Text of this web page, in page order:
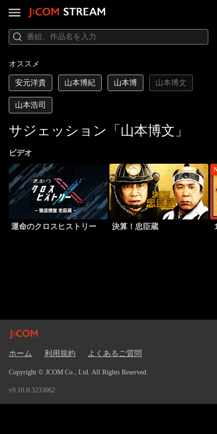
オススメ
安元洋貴 山本博紀 山本博 山本博文
山本浩司
サジェッション「山本博文」
ビデオ
運命のクロスヒストリー 決算！忠臣蔵
ホーム 利用規約 よくあるご質問
Copyright © JCOM Co., Ltd. All Rights Reserved.
v9.10.0.3233062